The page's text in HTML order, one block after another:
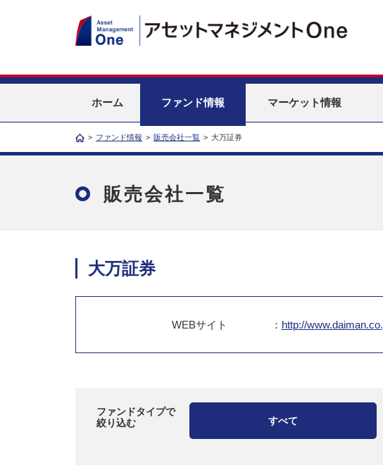
ホーム ファンド情報 マーケット情報
> ファンド情報 > 販売会社一覧 > 大万証券
販売会社一覧
大万証券
WEBサイト ： http://
ファンドタイプで
絞り込む
すべて